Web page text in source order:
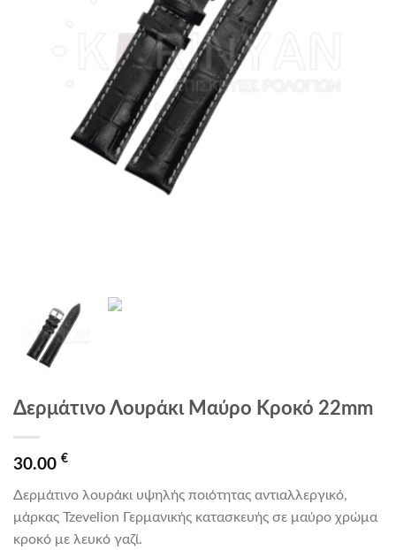
Δερμάτινο Λουράκι Μαύρο Κροκό 22mm
30.00 €
Δερμάτινο λουράκι υψηλής ποιότητας αντιαλλεργικό,
μάρκας Tzevelion Γερμανικής κατασκευής σε μαύρο χρώμα
κροκό με λευκό γαζί.